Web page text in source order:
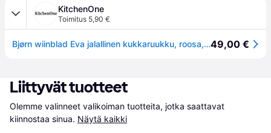
KitchenOne
Toimitus 5,90 €
Bjørn wiinblad Eva jalallinen kukkaruukku, roosa, Ø 15,5 cm49,00 €
Liittyvät tuotteet
Olemme valinneet valikoiman tuotteita, jotka saattavat
kiinnostaa sinua. Näytä kaikki